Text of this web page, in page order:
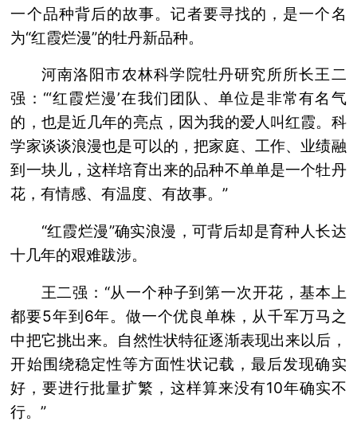
一个品种背后的故事。记者要寻找的，是一个名
为“红霞烂漫”的牡丹新品种。
河南洛阳市农林科学院牡丹研究所所长王二
强：“‘红霞烂漫’在我们团队、单位是非常有名气
的，也是近几年的亮点，因为我的爱人叫红霞。科
学家谈谈浪漫也是可以的，把家庭、工作、业绩融
到一块儿，这样培育出来的品种不单单是一个牡丹
花，有情感、有温度、有故事。”
“红霞烂漫”确实浪漫，可背后却是育种人长达
十几年的艰难跋涉。
王二强：“从一个种子到第一次开花，基本上
都要5年到6年。做一个优良单株，从千军万马之
中把它挑出来。自然性状特征逐渐表现出来以后，
开始围绕稳定性等方面性状记载，最后发现确实
好，要进行批量扩繁，这样算来没有10年确实不
行。”